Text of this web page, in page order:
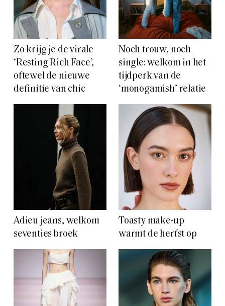
Zo krijg je de virale
‘Resting Rich Face’,
oftewel de nieuwe
definitie van chic
Noch trouw, noch
single: welkom in het
tijdperk van de
‘monogamish’ relatie
Adieu jeans, welkom
seventies broek
Toasty make-up
warmt de herfst op